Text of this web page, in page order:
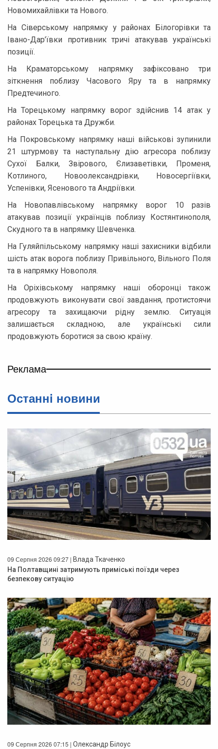
Новомихайлівки та Нового.
На Сіверському напрямку у районах Білогорівки та
Івано-Дар’ївки противник тричі атакував українські
позиції.
На Краматорському напрямку зафіксовано три
зіткнення поблизу Часового Яру та в напрямку
Предтечиного.
На Торецькому напрямку ворог здійснив 14 атак у
районах Торецька та Дружби.
На Покровському напрямку наші військові зупинили
21 штурмову та наступальну дію агресора поблизу
Сухої Балки, Звірового, Єлизаветівки, Променя,
Котлиного, Новоолександрівки, Новосергіївки,
Успенівки, Ясенового та Андріївки.
На Новопавлівському напрямку ворог 10 разів
атакував позиції українців поблизу Костянтинополя,
Скудного та в напрямку Шевченка.
На Гуляйпільському напрямку наші захисники відбили
шість атак ворога поблизу Привільного, Вільного Поля
та в напрямку Новополя.
На Оріхівському напрямку наші оборонці також
продовжують виконувати свої завдання, протистоячи
агресору та захищаючи рідну землю. Ситуація
залишається складною, але українські сили
продовжують боротися за свою країну.
Реклама
Останнi новини
09 Серпня 2026 09:27 | Влада Ткаченко
На Полтавщині затримують приміські поїзди через
безпекову ситуацію
09 Серпня 2026 07:15 | Олександр Білоус